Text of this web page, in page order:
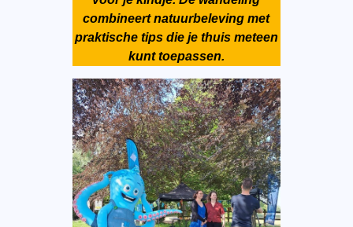
combineert natuurbeleving met
praktische tips die je thuis meteen
kunt toepassen.